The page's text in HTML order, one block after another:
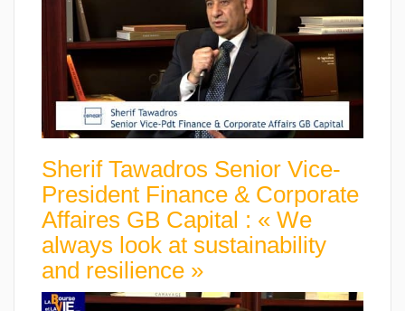
Sherif Tawadros Senior Vice-
President Finance & Corporate
Affaires GB Capital : « We
always look at sustainability
and resilience »